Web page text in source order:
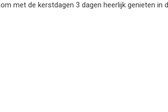
met de kerstdagen 3 dagen heerlijk genieten in